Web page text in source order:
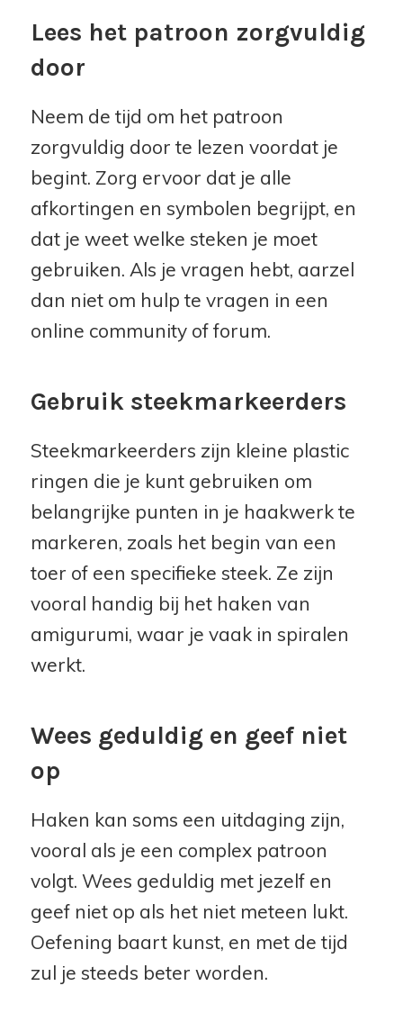
Lees het patroon zorgvuldig
door
Neem de tijd om het patroon
zorgvuldig door te lezen voordat je
begint. Zorg ervoor dat je alle
afkortingen en symbolen begrijpt, en
dat je weet welke steken je moet
gebruiken. Als je vragen hebt, aarzel
dan niet om hulp te vragen in een
online community of forum.
Gebruik steekmarkeerders
Steekmarkeerders zijn kleine plastic
ringen die je kunt gebruiken om
belangrijke punten in je haakwerk te
markeren, zoals het begin van een
toer of een specifieke steek. Ze zijn
vooral handig bij het haken van
amigurumi, waar je vaak in spiralen
werkt.
Wees geduldig en geef niet
op
Haken kan soms een uitdaging zijn,
vooral als je een complex patroon
volgt. Wees geduldig met jezelf en
geef niet op als het niet meteen lukt.
Oefening baart kunst, en met de tijd
zul je steeds beter worden.